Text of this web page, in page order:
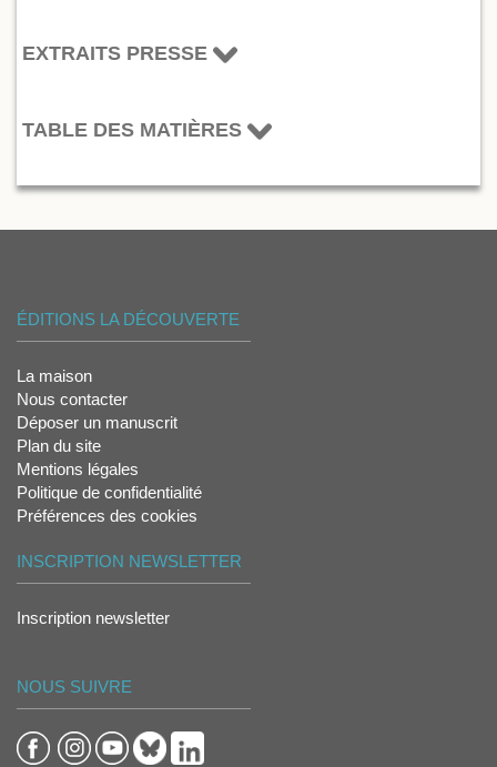
EXTRAITS PRESSE
TABLE DES MATIÈRES
ÉDITIONS LA DÉCOUVERTE
La maison
Nous contacter
Déposer un manuscrit
Plan du site
Mentions légales
Politique de confidentialité
Préférences des cookies
INSCRIPTION NEWSLETTER
Inscription newsletter
NOUS SUIVRE